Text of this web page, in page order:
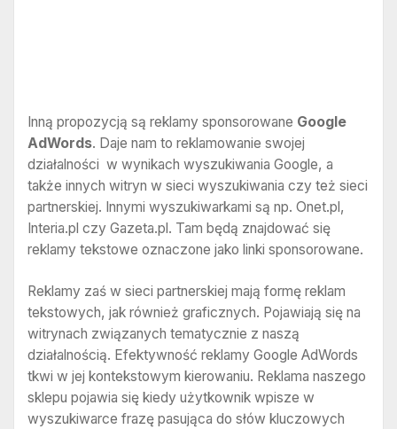
Inną propozycją są reklamy sponsorowane Google
AdWords. Daje nam to reklamowanie swojej
działalności w wynikach wyszukiwania Google, a
także innych witryn w sieci wyszukiwania czy też sieci
partnerskiej. Innymi wyszukiwarkami są np. Onet.pl,
Interia.pl czy Gazeta.pl. Tam będą znajdować się
reklamy tekstowe oznaczone jako linki sponsorowane.
Reklamy zaś w sieci partnerskiej mają formę reklam
tekstowych, jak również graficznych. Pojawiają się na
witrynach związanych tematycznie z naszą
działalnością. Efektywność reklamy Google AdWords
tkwi w jej kontekstowym kierowaniu. Reklama naszego
sklepu pojawia się kiedy użytkownik wpisze w
wyszukiwarce frazę pasująca do słów kluczowych